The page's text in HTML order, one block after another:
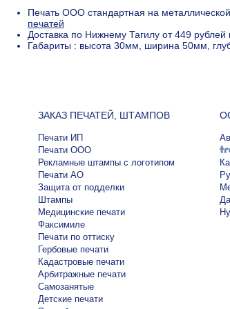
Печать ООО стандартная на
печатей
Доставка по Нижнему Тагилу от 449 рублей
Габариты : высота 30мм, ширина 50мм,
ЗАКАЗ ПЕЧАТЕЙ, ШТАМПОВ
Печати ИП
Печати ООО
Рекламные штампы с логотипом
Печати АО
Защита от подделки
Штампы
Медицинские печати
Факсимиле
Печати по оттиску
Гербовые печати
Кадастровые печати
Арбитражные печати
Самозанятые
Детские печати